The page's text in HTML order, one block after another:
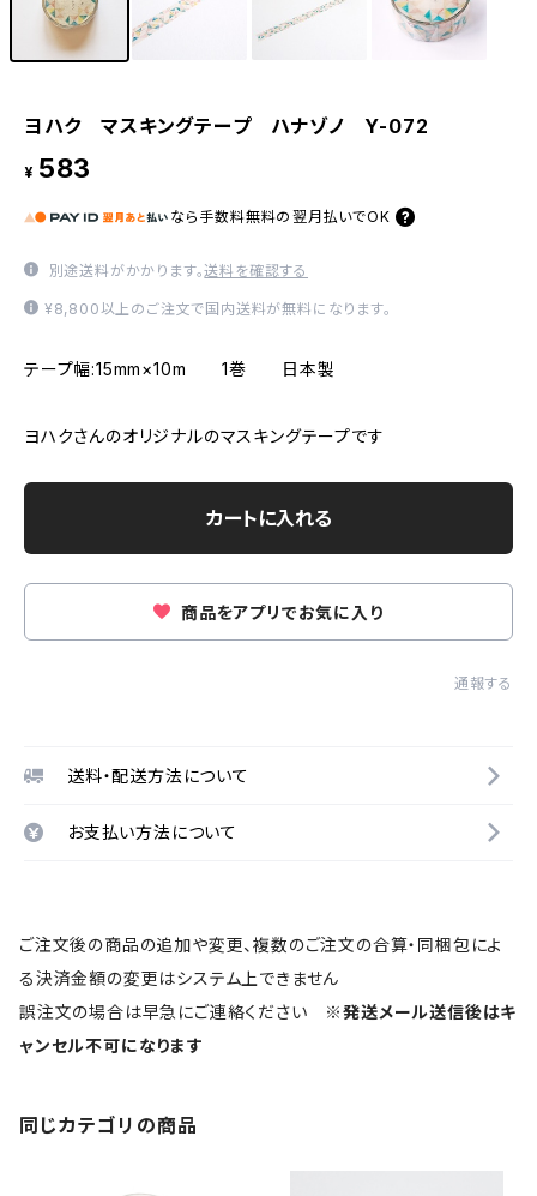
ヨハク マスキングテープ ハナゾノ Y-072
¥ 583
なら 手数料無料の 翌月払いでOK
別途送料がかかります。送料を確認する
¥8,800以上のご注文で国内送料が無料になります。
テープ幅:15mm×10m 1巻 日本製
ヨハクさんのオリジナルのマスキングテープです
カートに入れる
商品をアプリでお気に入り
通報する
送料・配送方法について
お支払い方法について
ご注文後の商品の追加や変更、複数のご注文の合算・同梱包によ
る決済金額の変更はシステム上できません
誤注文の場合は早急にご連絡ください ※発送メール送信後はキ
ャンセル不可になります
同じカテゴリの商品